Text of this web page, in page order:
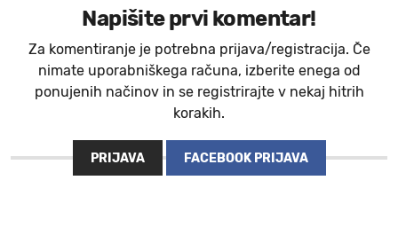
Napišite prvi komentar!
Za komentiranje je potrebna prijava/registracija. Če
nimate uporabniškega računa, izberite enega od
ponujenih načinov in se registrirajte v nekaj hitrih
korakih.
PRIJAVA FACEBOOK PRIJAVA